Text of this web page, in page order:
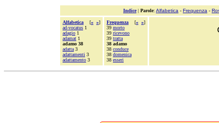
Indice| Parole: Alfabetica - Frequenza -
Alfabetica [« »]
ad-vocatus 1
adagio 1
adamat 1
adamo 38
adatta 3
adattamenti 3
adattamento 3
Frequenza [« »]
39 morto
39 ricevono
39 tratta
38 adamo
38 conduce
38 domenica
38 esseri